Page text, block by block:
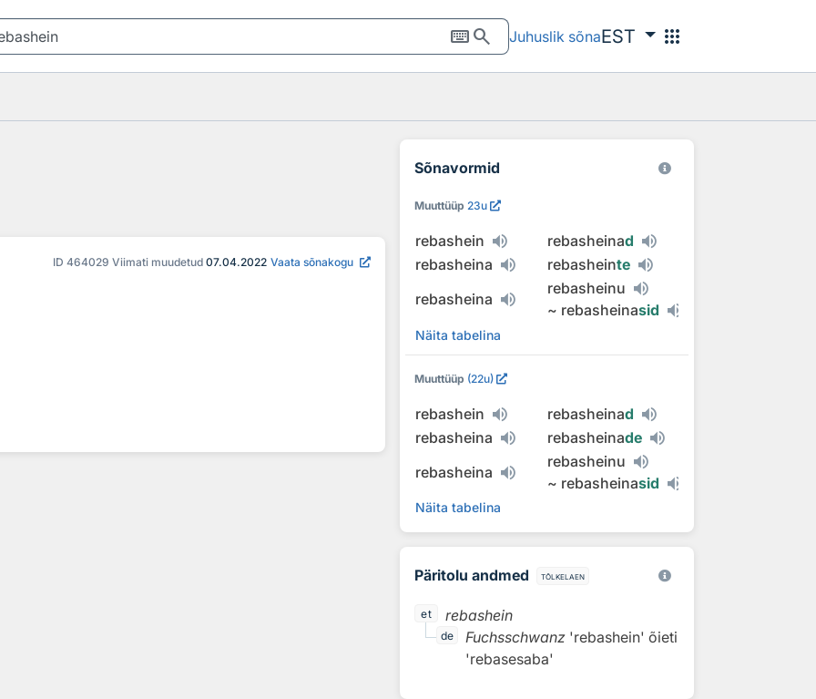
keyboardsearch Juhuslik sõnaEST apps
ID 464029 Viimati muudetud 07.04.2022 Vaata sõnakogu
Sõnavormid
Muuttüüp 23u
rebashein rebasheinad
rebasheina
rebasheinte
rebasheina
rebasheinu
~ rebasheinasid
Näita tabelina
Muuttüüp (22u)
rebashein rebasheinad
rebasheina
rebasheinade
rebasheina
rebasheinu
~ rebasheinasid
Näita tabelina
Päritolu andmed tõlkelaen
et rebashein
de Fuchsschwanz 'rebashein' õieti
'rebasesaba'